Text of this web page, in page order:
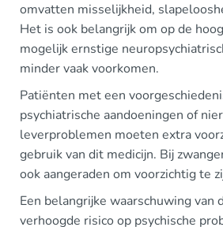
omvatten misselijkheid,
Het is ook belangrijk om op de
mogelijk ernstige
minder vaak voorkomen.
Patiënten met een
psychiatrische aandoeningen of
leverproblemen moeten extra
gebruik van dit medicijn. Bij
ook aangeraden om voorzichtig te
Een belangrijke waarschuwing
verhoogde risico op psychische